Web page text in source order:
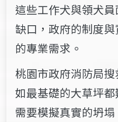
這些工作犬與領犬
缺口，政府的制度
的專業需求。
桃園市政府消防局
如最基礎的大草坪
需要模擬真實的坍